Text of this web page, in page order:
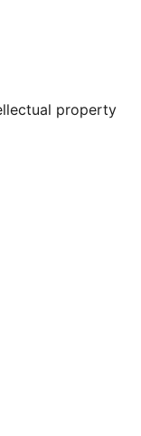
property